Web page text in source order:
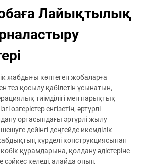
Лайықтылық
жабдығы көптеген жобаларға
тез қосылу қабілетін ұсынатын,
тиімділігі мен нарықтық
өзгерістер енгізетін, әртүрлі
ортасындағы әртүрлі жылу
дейінгі деңгейде икемділік
күрделі конструкциясынан
құрамдарына, қолдану әдістеріне
сәйкес келеді, алайда оның